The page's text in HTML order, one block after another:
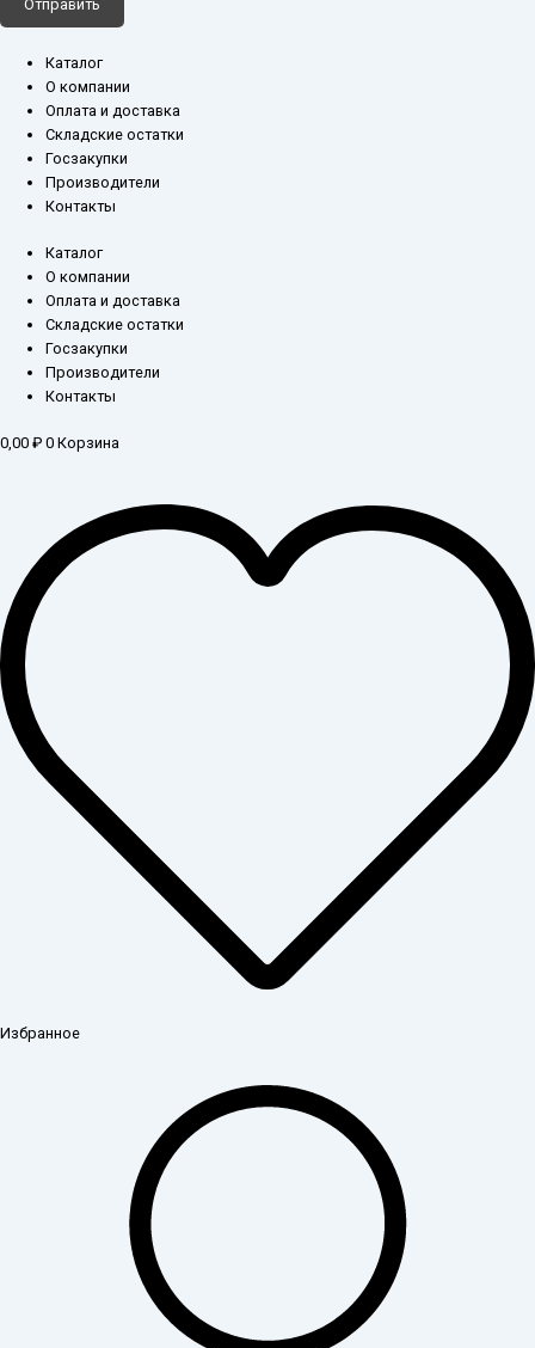
Отправить
Каталог
О компании
Оплата и доставка
Складские остатки
Госзакупки
Производители
Контакты
Каталог
О компании
Оплата и доставка
Складские остатки
Госзакупки
Производители
Контакты
0,00 ₽ 0 Корзина
Избранное